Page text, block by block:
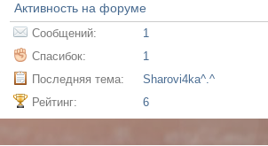
Активность на форуме
Сообщений:
1
Спасибок:
1
Последняя тема:
Sharovi4ka^.^
Рейтинг:
6